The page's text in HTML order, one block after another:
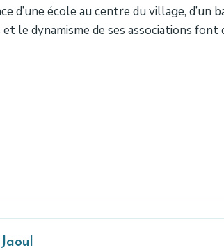
d’une école au centre du village,
le dynamisme de ses associations